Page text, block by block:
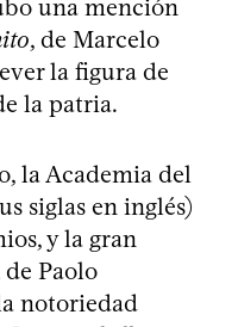
una mención
, de Marcelo
la figura de
la patria.
la Academia del
siglas en inglés)
y la gran
de Paolo
notoriedad